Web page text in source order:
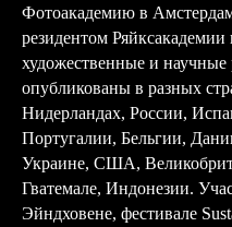
Фотоакадемию в
резидентом
художественные и
опубликованы в разных
Нидерландах, России,
Португалии, Бельгии,
Украине, США,
Гватемале, Индонезии.
Эйндховене, фестивале